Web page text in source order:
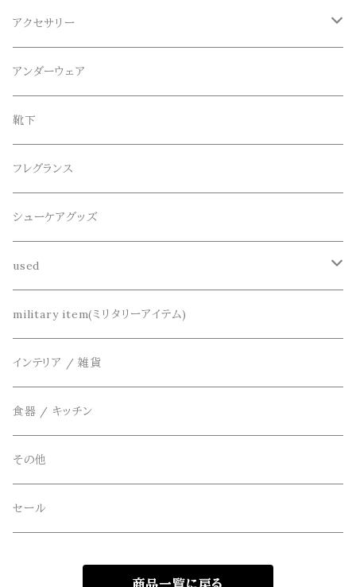
CameOne(ケイムワン)
CANDY DESIGN&WORKS(CDW)
collonil(コロニル)
CountyComm(カウンティーコム)
decka(デカ)
dros dro(ドロスドロ)
DETAIL(ディティール)
THE FLAVOR DESIGN(ザ フレーバーデザイン)
FOB FACTORY(エフオービーファクトリー)
Four Seasons Garage(FSG)
freewaters(フリーウォータース)
ロンT
シャツ
カーディガン
ロング
ショート
セットアップ
シューズ
シューズ
サンダル
帽子、マフラー、手袋
メガネ、サングラス
ベルト
腕時計
キーアクセサリー
財布、コインケース、マネークリップ
鞄
アクセサリー
リング
ブレスレット、バングル
ネックレス
アンダーウェア
靴下
フレグランス
シューケアグッズ
used
リメイク
アクセサリー
military item(ミリタリーアイテム)
インテリア / 雑貨
食器 / キッチン
その他
セール
商品一覧に戻る